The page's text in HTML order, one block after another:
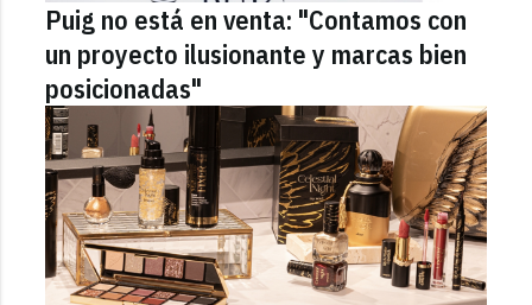
Puig no está en venta: "Contamos con
un proyecto ilusionante y marcas bien
posicionadas"